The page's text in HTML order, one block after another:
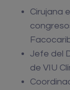
Cirujana
Jefe del
de VIU